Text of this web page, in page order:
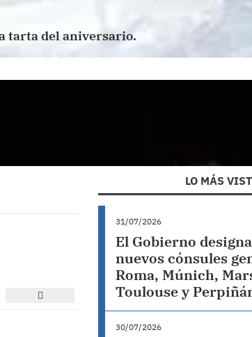
tarta del aniversario.
LO MÁS
31/07/2026
El Gobierno
nuevos cónsules
Roma, Múnich,
Toulouse y
30/07/2026